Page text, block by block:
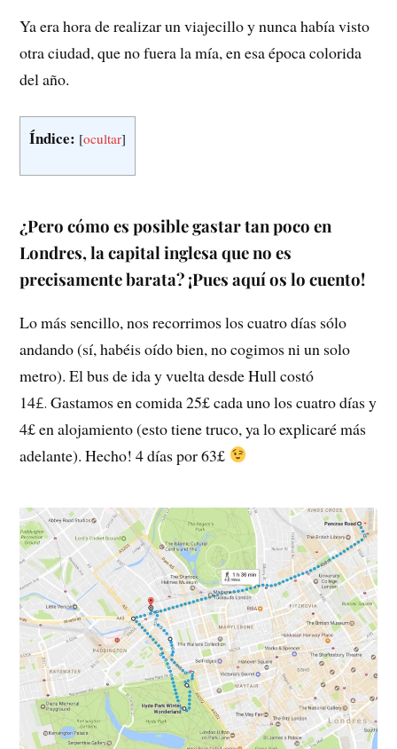
Ya era hora de realizar un viajecillo y nunca había visto
otra ciudad, que no fuera la mía, en esa época colorida
del año.
Índice: [ocultar]
¿Pero cómo es posible gastar tan poco en
Londres, la capital inglesa que no es
precisamente barata? ¡Pues aquí os lo cuento!
Lo más sencillo, nos recorrimos los cuatro días sólo
andando (sí, habéis oído bien, no cogimos ni un solo
metro). El bus de ida y vuelta desde Hull costó
14£.Gastamos en comida 25£ cada uno los cuatro días y
4£ en alojamiento (esto tiene truco, ya lo explicaré más
adelante). Hecho! 4 días por 63£